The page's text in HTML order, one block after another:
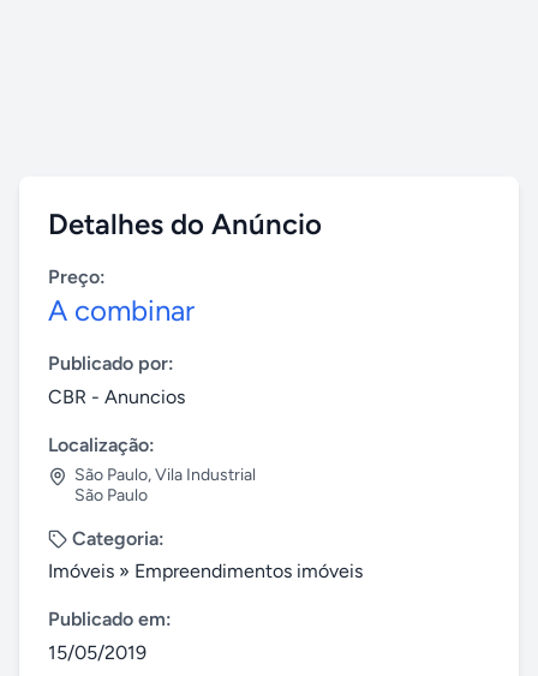
Detalhes do Anúncio
Preço:
A combinar
Publicado por:
CBR - Anuncios
Localização:
São Paulo,Vila Industrial
São Paulo
Categoria:
Imóveis » Empreendimentos imóveis
Publicado em:
15/05/2019